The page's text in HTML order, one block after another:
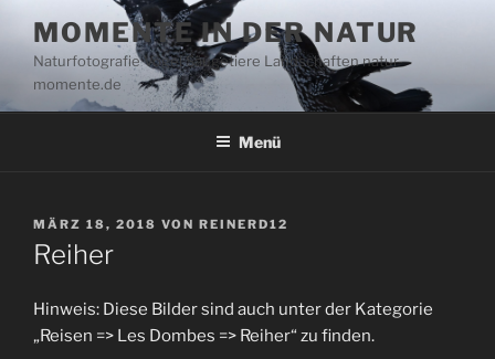
Inhalt
springen
MOMENTE IN DER NATUR
Naturfotografie Vögel Säugetiere Landschaften natur-
momente.de
Menü
VERÖFFENTLICHT
AM
MÄRZ 18, 2018 VON REINERD12
Reiher
Hinweis: Diese Bilder sind auch unter der Kategorie
„Reisen => Les Dombes => Reiher“ zu finden.